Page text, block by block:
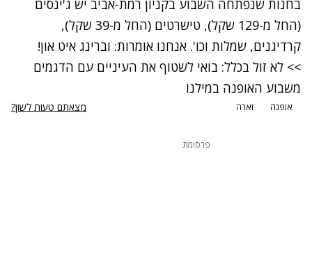
בחנות שנפתחה השבוע בקניון רמת-אביב יש ג'ינסים
(החל מ-129 שקל), טישרטים (החל מ-39 שקל),
קרדיגנים, שמלות וכו'. אנחנו אומרות: וברינג איט און!
>> לא זול בכלל: בואי לשטוף את העיניים עם הדגמים
משבוע האופנה במילנו
אופנה זארה מצאתם טעות לשון?
פרסומת